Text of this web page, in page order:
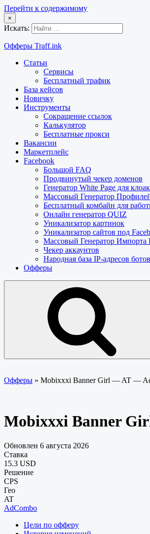
Перейти к содержимому
×
Искать:
Офферы Traff.ink
Статьи
Сервисы
Бесплатный трафик
База кейсов
Новичку
Инструменты
Сокращение ссылок
Калькулятор
Бесплатные прокси
Вакансии
Маркетплейс
Facebook
Большой FAQ
Продвинутый чекер доменов
Генератор White Page для
Массовый Генератор
Бесплатный комбайн для
Онлайн генератор QUIZ
Уникализатор картинок
Уникализатор сайтов под
Массовый Генератор Импорта
Чекер аккаунтов
Народная база IP-адресов
Офферы
Офферы » Mobixxxi Banner Girl — AT —
Mobixxxi Banner
Обновлен 6 августа 2026
Ставка
15.3 USD
Решение
CPS
Гео
AT
AdCombo
Цели по офферу